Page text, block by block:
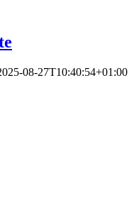
08-27T10:40:54+01:00